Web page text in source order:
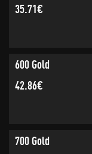
35.71€
600 Gold
42.86€
700 Gold